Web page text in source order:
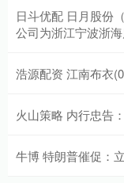
日斗优配 日月股份
公司为浙江宁波浙
浩源配资 江南布衣
火山策略 内行忠告
牛博 特朗普催促：